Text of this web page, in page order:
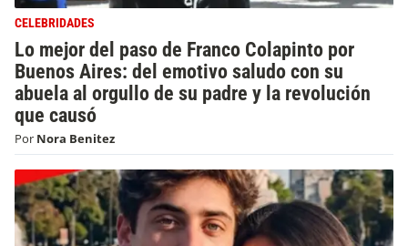
CELEBRIDADES
Lo mejor del paso de Franco Colapinto por
Buenos Aires: del emotivo saludo con su
abuela al orgullo de su padre y la revolución
que causó
Por Nora Benitez